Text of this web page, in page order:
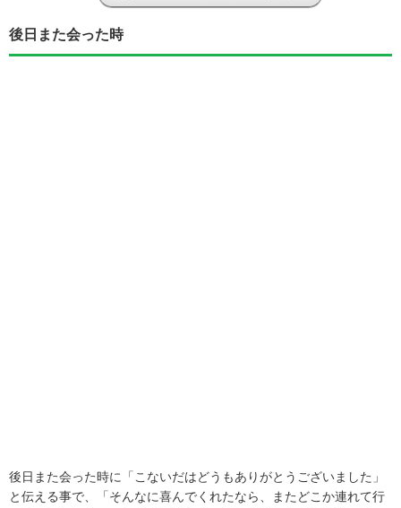
後日また会った時
後日また会った時に「こないだはどうもありがとうございました」
と伝える事で、「そんなに喜んでくれたなら、またどこか連れて行